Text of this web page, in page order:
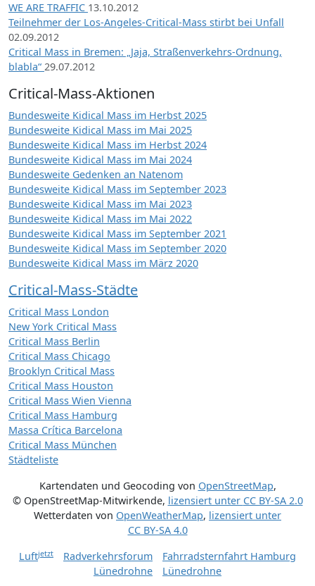
WE ARE TRAFFIC 13.10.2012
Teilnehmer der Los-Angeles-Critical-Mass stirbt bei Unfall
02.09.2012
Critical Mass in Bremen: „Jaja, Straßenverkehrs-Ordnung,
blabla“ 29.07.2012
Critical-Mass-Aktionen
Bundesweite Kidical Mass im Herbst 2025
Bundesweite Kidical Mass im Mai 2025
Bundesweite Kidical Mass im Herbst 2024
Bundesweite Kidical Mass im Mai 2024
Bundesweite Gedenken an Natenom
Bundesweite Kidical Mass im September 2023
Bundesweite Kidical Mass im Mai 2023
Bundesweite Kidical Mass im Mai 2022
Bundesweite Kidical Mass im September 2021
Bundesweite Kidical Mass im September 2020
Bundesweite Kidical Mass im März 2020
Critical-Mass-Städte
Critical Mass London
New York Critical Mass
Critical Mass Berlin
Critical Mass Chicago
Brooklyn Critical Mass
Critical Mass Houston
Critical Mass Wien Vienna
Critical Mass Hamburg
Massa Crítica Barcelona
Critical Mass München
Städteliste
Kartendaten und Geocoding von OpenStreetMap,
© OpenStreetMap-Mitwirkende, lizensiert unter CC BY-SA 2.0
Wetterdaten von OpenWeatherMap, lizensiert unter
CC BY-SA 4.0
Luftjetzt Radverkehrsforum
Fahrradsternfahrt Hamburg
Lünedrohne
Lünedrohne